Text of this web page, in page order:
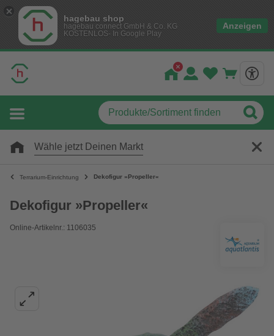
hagebau shop
hagebau connect GmbH & Co. KG
KOSTENLOS- In Google Play
Anzeigen
Wähle jetzt Deinen Markt
Terrarium-Einrichtung Dekofigur »Propeller«
Dekofigur »Propeller«
Online-Artikelnr.: 1106035